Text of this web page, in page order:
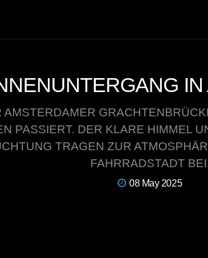
AMSTERDAMER
PASSIERT. DER KLARE HIMMEL
TRAGEN ZUR
FAHRRADSTADT
08 May 2025